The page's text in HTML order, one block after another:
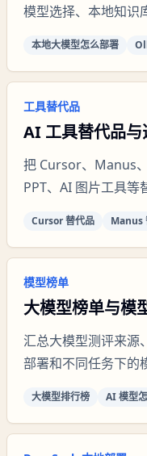
模型选择、本地知识
本地大模型怎么部署
工具替代品
AI 工具替代品与
把 Cursor、Manus
PPT、AI 图片工具等
Cursor 替代品 Manus
模型榜单
大模型榜单与模
汇总大模型测评来源
部署和不同任务下的
大模型排行榜 AI 模型